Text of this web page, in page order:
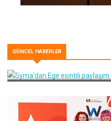
GÜNCEL HABERLER
Syma’dan Ege esintili